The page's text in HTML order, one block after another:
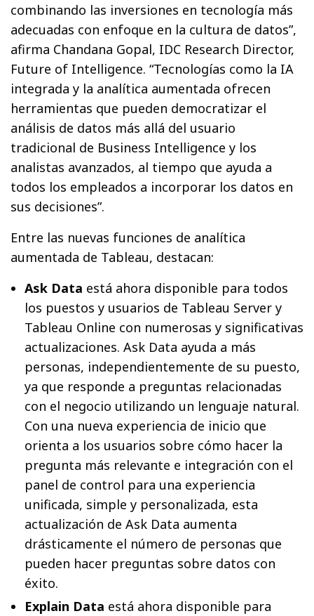
combinando las inversiones en tecnología más
adecuadas con enfoque en la cultura de datos”,
afirma Chandana Gopal, IDC Research Director,
Future of Intelligence. “Tecnologías como la IA
integrada y la analítica aumentada ofrecen
herramientas que pueden democratizar el
análisis de datos más allá del usuario
tradicional de Business Intelligence y los
analistas avanzados, al tiempo que ayuda a
todos los empleados a incorporar los datos en
sus decisiones”.
Entre las nuevas funciones de analítica
aumentada de Tableau, destacan:
Ask Data está ahora disponible para todos
los puestos y usuarios de Tableau Server y
Tableau Online con numerosas y significativas
actualizaciones. Ask Data ayuda a más
personas, independientemente de su puesto,
ya que responde a preguntas relacionadas
con el negocio utilizando un lenguaje natural.
Con una nueva experiencia de inicio que
orienta a los usuarios sobre cómo hacer la
pregunta más relevante e integración con el
panel de control para una experiencia
unificada, simple y personalizada, esta
actualización de Ask Data aumenta
drásticamente el número de personas que
pueden hacer preguntas sobre datos con
éxito.
Explain Data está ahora disponible para